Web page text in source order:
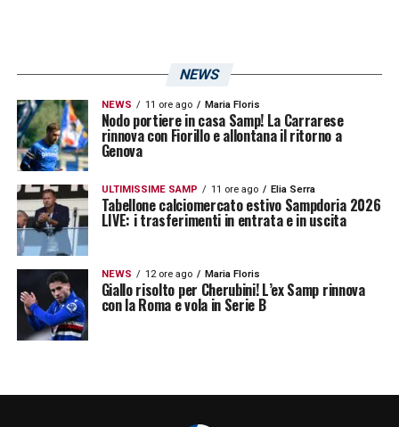
NEWS
NEWS 11 ore ago Maria Floris
Nodo portiere in casa Samp! La Carrarese
rinnova con Fiorillo e allontana il ritorno a
Genova
ULTIMISSIME SAMP 11 ore ago Elia Serra
Tabellone calciomercato estivo Sampdoria 2026
LIVE: i trasferimenti in entrata e in uscita
NEWS 12 ore ago Maria Floris
Giallo risolto per Cherubini! L’ex Samp rinnova
con la Roma e vola in Serie B